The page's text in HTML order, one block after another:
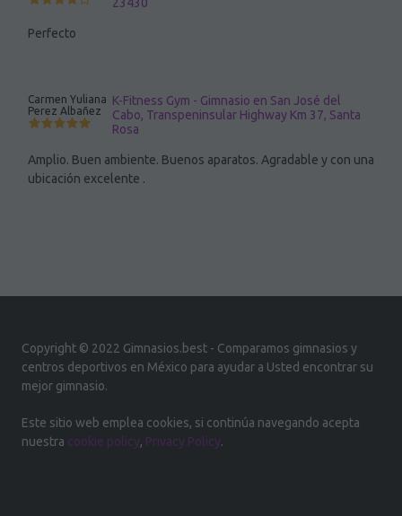
23430
Perfecto
Carmen Yuliana
Perez Albañez
K-Fitness Gym - Gimnasio en San José del
Cabo, Transpeninsular Highway Km 37, Santa
Rosa
Amplio. Buen ambiente. Buenos aparatos. Agradable y con una
ubicación excelente .
Copyright © 2022 Gimnasios.best - Comparamos gimnasios y
centros deportivos en México para ayudar a Usted encontrar su
mejor gimnasio.
Este sitio web emplea cookies, si continúa navegando acepta
nuestra cookie policy, Privacy Policy.